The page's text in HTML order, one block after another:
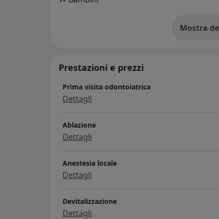
Mostra
Prestazioni e prezzi
Prima visita odontoiatrica
Dettagli
Ablazione
Dettagli
Anestesia locale
Dettagli
Devitalizzazione
Dettagli